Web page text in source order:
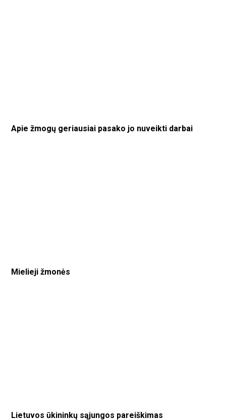
Apie žmogų geriausiai pasako jo nuveikti darbai
Mielieji žmonės
Lietuvos ūkininkų sąjungos pareiškimas